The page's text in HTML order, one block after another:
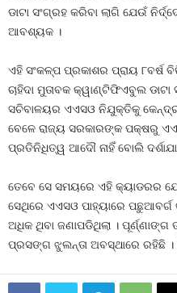
ଡାଟା ସଂଗ୍ରହ କରିବା ଲାଗି ଯେଉଁ
ଆବଶ୍ୟକ ।
ଏହି ସଂକଳ୍ପ ପ୍ରକାଶର ପ୍ରାୟ
ଚାହିଦା ମୁତାବକ କ୍ୱାଣ୍ଟିଫିଏବୁଲ ଡାଟା
ସଚିବାଳୟର ଏଏସଓ ନିଯୁକ୍ତିକୁ
ବେଳେ ରାଜ୍ୟ ସରକାରଙ୍କ ପକ୍ଷରୁ
ପ୍ରତିନିଧିତ୍ୱ ଆଦୌ ନାହିଁ ବୋଲି
ତେବେ ସେ ସମୟରେ ଏହି କ୍ୟାଡରର
ସେଥିରେ ଏଏସଓ ପାହ୍ୟାରେ ପଛୁଆବର୍ଗ
ଅଧିକ ଥିବା ଜଣାପଡିଥିଲା ।
ପ୍ରସଙ୍ଗ ଝୁଲନ୍ତା ଅବସ୍ଥାରେ ରହିଛି